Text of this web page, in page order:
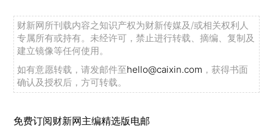
财新网所刊载内容之知识产权为财新传媒及/或相关权利人
专属所有或持有。未经许可，禁止进行转载、摘编、复制及
建立镜像等任何使用。
如有意愿转载，请发邮件至hello@caixin.com ，获得书面
确认及授权后，方可转载。
免费订阅财新网主编精选版电邮